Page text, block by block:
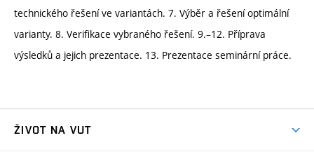
technického řešení ve variantách. 7. Výběr a řešení optimální
varianty. 8. Verifikace vybraného řešení. 9.–12. Příprava
výsledků a jejich prezentace. 13. Prezentace seminární práce.
ŽIVOT NA VUT